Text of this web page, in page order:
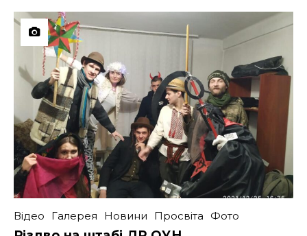
Відео Галерея Новини Просвіта Фото